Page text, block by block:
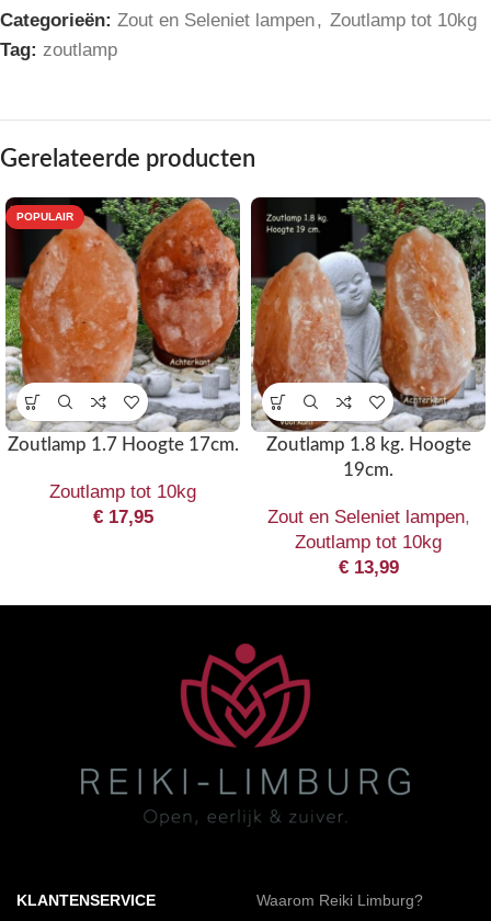
Categorieën: Zout en Seleniet lampen, Zoutlamp tot 10kg
Tag: zoutlamp
Gerelateerde producten
POPULAIR
Zoutlamp 1.7 Hoogte 17cm.
Zoutlamp tot 10kg
€17,95
Zoutlamp 1.8 kg. Hoogte
19cm.
Zout en Seleniet lampen,
Zoutlamp tot 10kg
€13,99
KLANTENSERVICE Waarom Reiki Limburg?